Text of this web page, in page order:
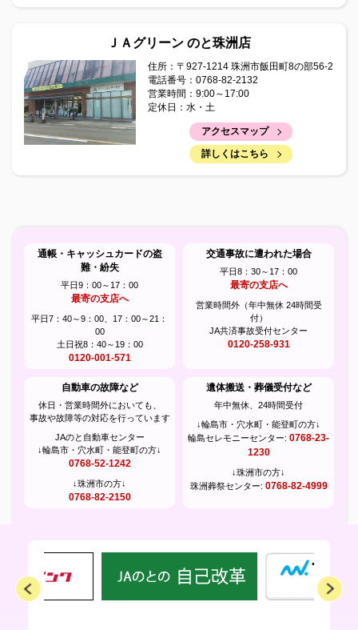
2025年05月30日
移動金融店舗車の運行ルート変更のお知らせ
2025年05月30日
移動金融店舗 運行休止のお知らせ（メンテナンス）
「ミニトマト管理情報（梅雨前管理・防除について）」を
2025年05月12日
広報誌「まぁんで能登」5月号を掲載しました。
2025年04月09日
広報誌「まぁんで能登」4月号を掲載しました。
4/7～Aコープお届け便の運行ルートが変更となりました
2025年04月01日
個人情報保護法に基づく公表事項等に関するご案内
2025年03月10日
広報誌「まぁんで能登」3月号を掲載しました。
1月より営農センターが開設されました
ＪＡグリーン のと珠洲店
住所：〒927-1214 珠洲市飯田町8の部56-2
電話番号：0768-82-2132
営業時間：9:00～17:00
定休日：水・土
アクセスマップ
詳しくはこちら
通帳・キャッシュカードの盗
難・紛失
平日9：00～17：00
最寄の支店へ
平日7：40～9：00、17：00～21：
00
土日祝8：40～19：00
0120-001-571
交通事故に遭われた場合
平日8：30～17：00
最寄の支店へ
営業時間外（年中無休 24時間受
付）
JA共済事故受付センター
0120-258-931
自動車の故障など
休日・営業時間外においても、
事故や故障等の対応を行っています
JAのと自動車センター
↓輪島市・穴水町・能登町の方↓
0768-52-1242
↓珠洲市の方↓
0768-82-2150
遺体搬送・葬儀受付など
年中無休、24時間受付
↓輪島市・穴水町・能登町の方↓
輪島セレモニーセンター: 0768-23-
1230
↓珠洲市の方↓
珠洲葬祭センター: 0768-82-4999